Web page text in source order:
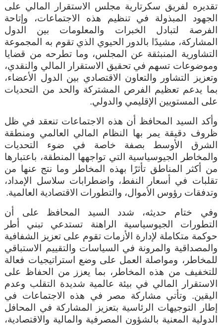
تقديره لفريق سكرتارية مجلس الاستقرار المالي على
الجهود المبذولة في تنظيم هذه الاجتماعات، وإتاحة
الفرصة لتبادل الخبرات والمعلومات بين الدول
المشاركة، مشيدًا بالدور الحيوي الذي تقوم به المجموعة
التشاورية المنبثقة عن المجلس، وما تطرحه من قضايا
وموضوعات تسهم في تحقيق الاستقرار المالي والنقدي،
وتعزيز التشاور والتعاون الاقتصادي بين الدول الأعضاء،
بما يدعم تعظيم الفرص المشتركة والحد من التحديات
على المستويين الإقليمي والدولي.
وأكد السيد المحافظ أن هذه الاجتماعات تنعقد في ظل
ظروف دقيقة يمر بها النظام المالي العالمي ومنطقة
الشرق الأوسط بصفة خاصة في ضوء التحديات
والمخاطر الجيوسياسية التي تواجهها المنطقة، باعتبارها
من أكثر المناطق تأثرًا بهذه المخاطر وما نتج عنها من
تقلبات في أسعار النفط، واضطرابات سلاسل الإمداد،
وتدفقات رؤوس الأموال، والتطورات الاقتصادية العالمية.
وفي ختام حديثه، شدد السيد المحافظ على أن
التطورات الجيوسياسية الراهنة تستدعي تبني أطر
حوكمة متكاملة لإدارة الأزمات تقوم على تعزيز الشفافية
والمصداقية والمرونة في السياسات والتقييم الاستباقي
للمخاطر، ومواصلة العمل على وضع استراتيجيات فعالة
للتخفيف من هذه المخاطر، بما يعزز من الحفاظ على
الاستقرار المالي في بيئة عالمية شديدة التقلب وعدم
اليقين. وتأتي مشاركة مصر في هذه الاجتماعات في
إطار التوجيهات الرئاسية بتعزيز المشاركة في المحافل
الدولية المعنية بالشؤون المصرفية والمالية والاقتصادية،